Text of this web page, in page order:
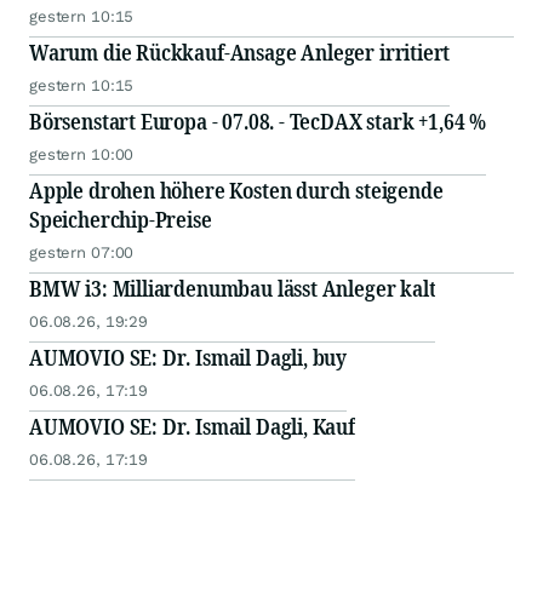
gestern 10:15
Warum die Rückkauf-Ansage Anleger irritiert
gestern 10:15
Börsenstart Europa - 07.08. - TecDAX stark +1,64 %
gestern 10:00
Apple drohen höhere Kosten durch steigende
Speicherchip-Preise
gestern 07:00
BMW i3: Milliardenumbau lässt Anleger kalt
06.08.26, 19:29
AUMOVIO SE: Dr. Ismail Dagli, buy
06.08.26, 17:19
AUMOVIO SE: Dr. Ismail Dagli, Kauf
06.08.26, 17:19